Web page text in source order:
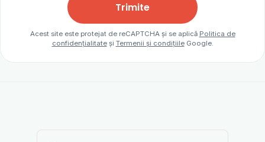
Trimite
Acest site este protejat de reCAPTCHA și se aplică Politica de
confidențialitateși Termenii și condițiileGoogle.